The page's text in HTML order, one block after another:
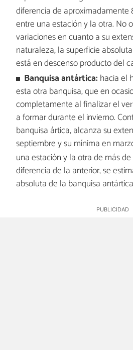
diferencia de aproximadamente
entre una estación y la otra. No
variaciones en cuanto a su
naturaleza, la superficie
está en descenso producto del
Banquisa antártica: hacia el
esta otra banquisa, que en
completamente al finalizar el
a formar durante el invierno.
banquisa ártica, alcanza su
septiembre y su mínima en
una estación y la otra de más
diferencia de la anterior, se
absoluta de la banquisa